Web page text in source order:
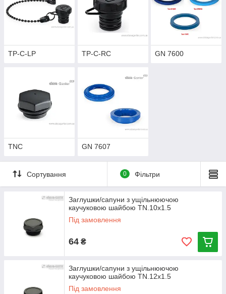
TP-C-LP TP-C-RC GN 7600
TNC GN 7607
Сортування 0 Фільтри
Заглушки/сапуни з ущільнюючою
каучуковою шайбою TN.10x1.5
Під замовлення
64 ₴
Заглушки/сапуни з ущільнюючою
каучуковою шайбою TN.12x1.5
Під замовлення